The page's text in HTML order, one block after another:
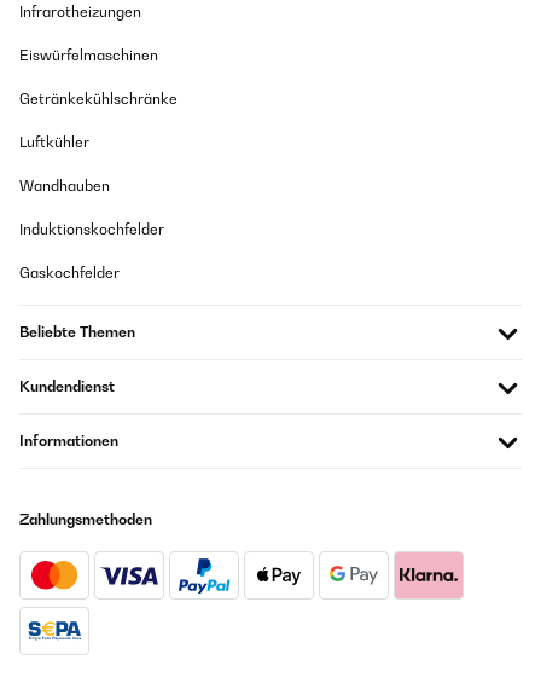
Infrarotheizungen
Eiswürfelmaschinen
Getränkekühlschränke
Luftkühler
Wandhauben
Induktionskochfelder
Gaskochfelder
Beliebte Themen
Kundendienst
Informationen
Zahlungsmethoden